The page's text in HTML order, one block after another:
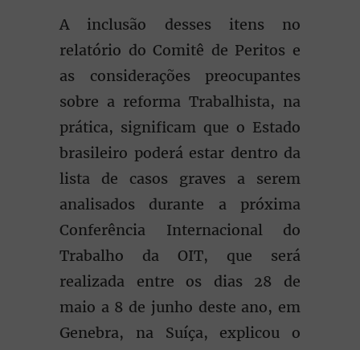
A inclusão desses itens no
relatório do Comitê de Peritos e
as considerações preocupantes
sobre a reforma Trabalhista, na
prática, significam que o Estado
brasileiro poderá estar dentro da
lista de casos graves a serem
analisados durante a próxima
Conferência Internacional do
Trabalho da OIT, que será
realizada entre os dias 28 de
maio a 8 de junho deste ano, em
Genebra, na Suíça, explicou o